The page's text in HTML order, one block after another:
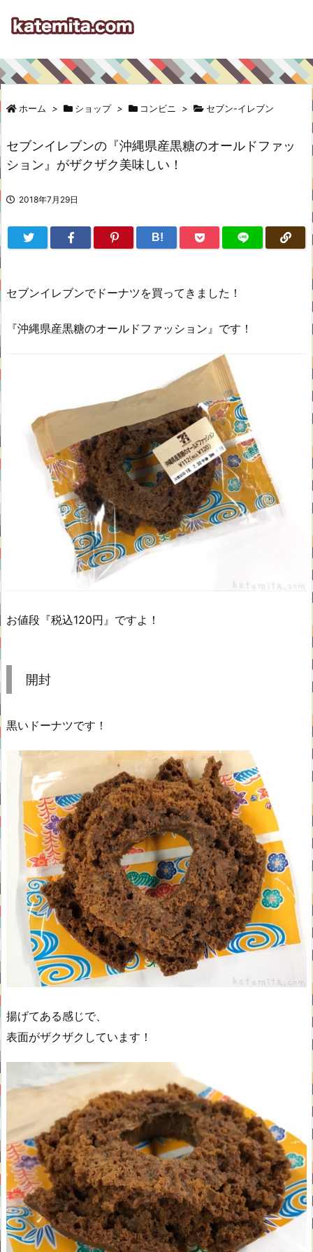
ホーム > ショップ > コンビニ > セブン-イレブン
セブンイレブンの『沖縄県産黒糖のオールドファッ
ション』がザクザク美味しい！
2018年7月29日
B!
セブンイレブンでドーナツを買ってきました！
『沖縄県産黒糖のオールドファッション』です！
お値段『税込120円』ですよ！
開封
黒いドーナツです！
揚げてある感じで、
表面がザクザクしています！